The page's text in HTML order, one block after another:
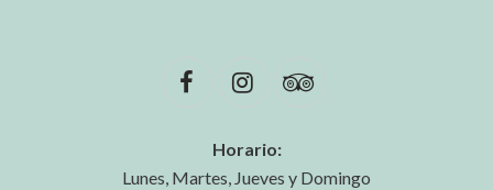
Horario:
Lunes, Martes, Jueves y Domingo